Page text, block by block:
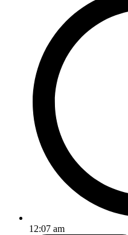
12:07 am